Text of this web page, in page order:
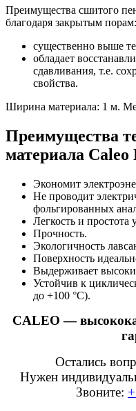
Преимущества сшитого
благодаря закрытым порам:
существенно выше
обладает
сдавливания, т.е.
свойства.
Ширина материала: 1 м.
Преимущества
материала
Экономит
Не проводит
фольгированных
Легкость и простота
Прочность.
Экологичность
Поверхность
Выдерживает
Устойчив к
до +100 °С).
CALEO —
Остались
Нужен
Звоните: